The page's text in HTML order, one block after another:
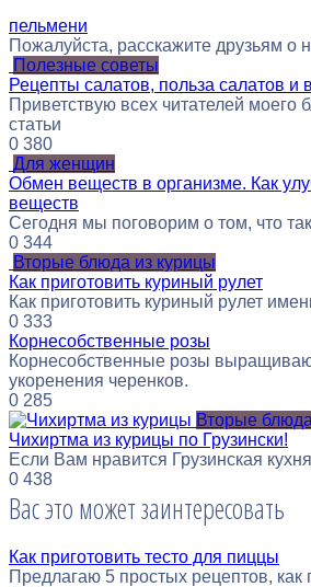
пельмени
Пожалуйста, расскажите друзьям о
Полезные советы
Рецепты салатов, польза салатов и
Приветствую всех читателей моего
статьи
0 380
Для женщин
Обмен веществ в организме. Как
веществ
Сегодня мы поговорим о том, что
0 344
Вторые блюда из курицы
Как приготовить куриный рулет
Как приготовить куриный рулет
0 333
Корнесобственные розы
Корнесобственные розы
укоренения черенков.
0 285
Вторые
Чихиртма из курицы по Грузински!
Если Вам нравится Грузинская
0 438
Вас это может заинтересовать
Как приготовить тесто для пиццы
Предлагаю 5 простых рецептов, как